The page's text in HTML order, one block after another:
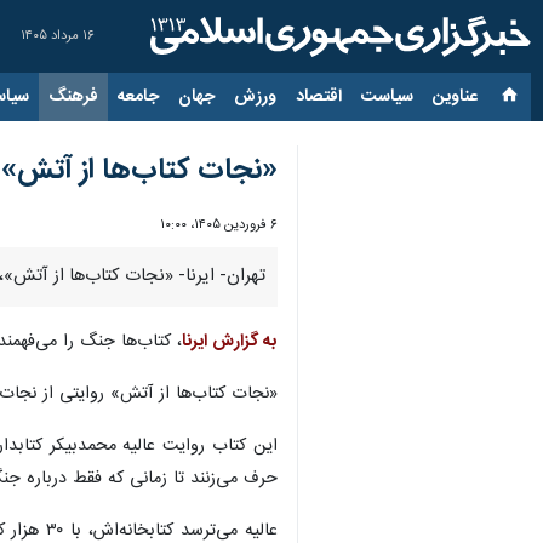
۱۶ مرداد ۱۴۰۵
عناوین‌ سیاست اقتصاد ورزش جهان جامعه فرهنگ
«نجات کتاب‌ها از
۶ فروردین ۱۴۰۵، ۱۰:۰۰